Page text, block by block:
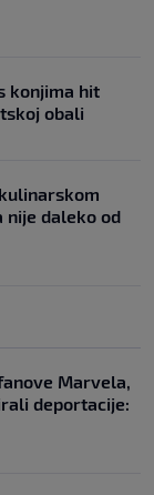
konjima hit
obali
nije daleko od
Marvela,
deportacije: